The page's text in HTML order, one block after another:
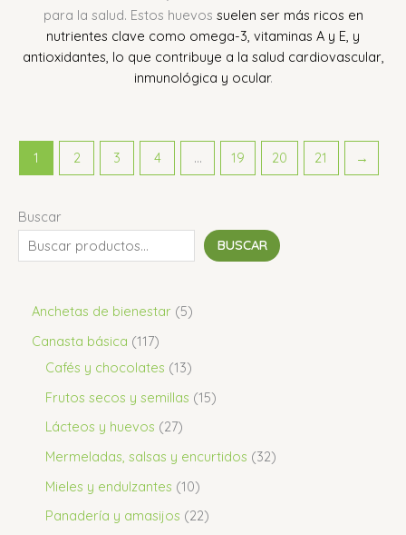
Buscar
BUSCAR
Anchetas de bienestar 5
Canasta básica 117
Cafés y chocolates 13
Frutos secos y semillas 15
Lácteos y huevos
27
Mermeladas, salsas y encurtidos
32
Mieles y endulzantes 10
Panadería y amasijos
22
para la salud. Estos huevos suelen ser más ricos en
nutrientes clave como omega-3, vitaminas A y E, y
antioxidantes, lo que contribuye a la salud cardiovascular,
inmunológica y ocular.
1 2 3 4 … 19 20 21 →